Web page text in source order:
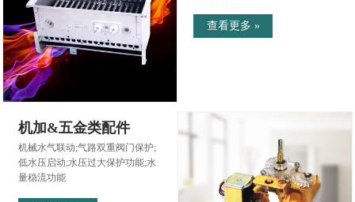
查看更多 »
机加&五金类配件
机械水气联动;气路双重阀门保护;
低水压启动;水压过大保护功能;水
量稳流功能